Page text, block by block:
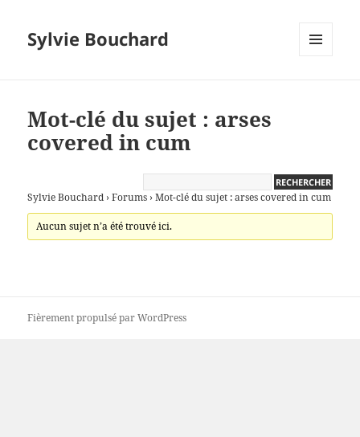
Sylvie Bouchard
Mot-clé du sujet : arses
covered in cum
Sylvie Bouchard › Forums › Mot-clé du sujet : arses covered in cum
Aucun sujet n’a été trouvé ici.
Fièrement propulsé par WordPress